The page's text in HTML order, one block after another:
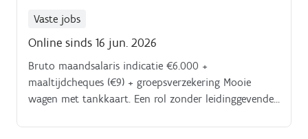
Vaste jobs
Online sinds 16 jun. 2026
Bruto maandsalaris indicatie €6.000 +
maaltijdcheques (€9) + groepsverzekering Mooie
wagen met tankkaart. Een rol zonder leidinggevende
Interesse?